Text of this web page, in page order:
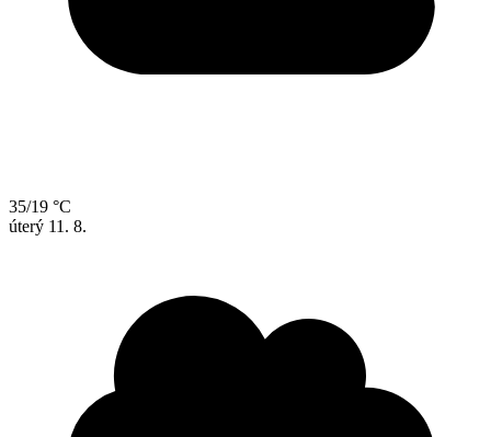
35/19 °C
úterý 11. 8.